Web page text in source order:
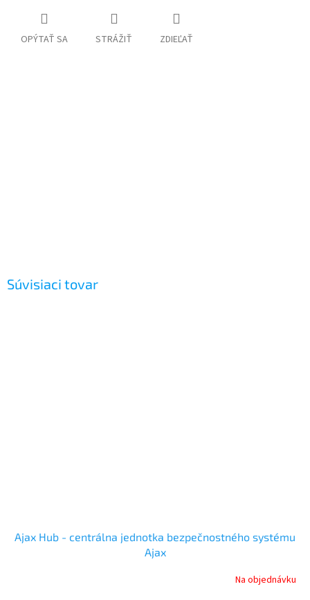
OPÝTAŤ SA STRÁŽIŤ ZDIEĽAŤ
Súvisiaci tovar
Ajax Hub - centrálna jednotka bezpečnostného systému
Ajax
Na objednávku